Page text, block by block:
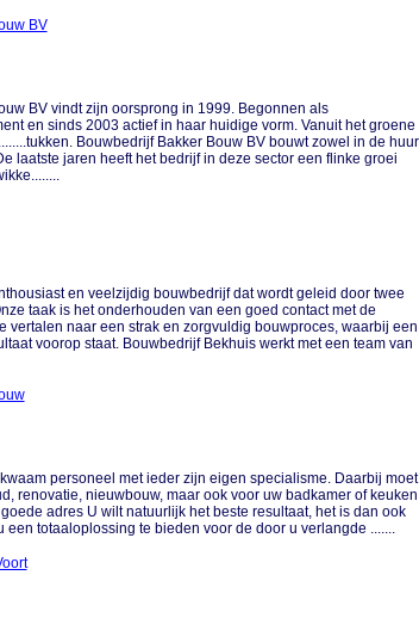
BV
BV vindt zijn oorsprong in 1999. Begonnen als
en sinds 2003 actief in haar huidige vorm. Vanuit het groene
Bouwbedrijf Bakker Bouw BV bouwt zowel in de
laatste jaren heeft het bedrijf in deze sector een flinke groei
en veelzijdig bouwbedrijf dat wordt geleid door twee
taak is het onderhouden van een goed contact met de
vertalen naar een strak en zorgvuldig bouwproces, waarbij een
voorop staat. Bouwbedrijf Bekhuis werkt met een team van
personeel met ieder zijn eigen specialisme. Daarbij moet
renovatie, nieuwbouw, maar ook voor uw badkamer of keuken
adres U wilt natuurlijk het beste resultaat, het is dan ook
een totaaloplossing te bieden voor de door u verlangde .......